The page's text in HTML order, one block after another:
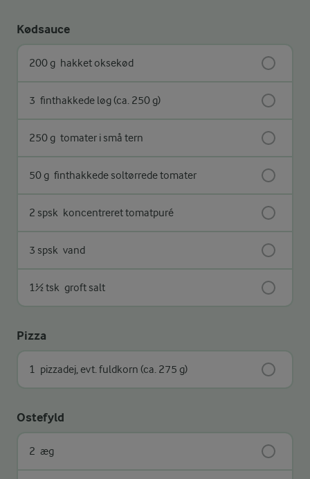
Kødsauce
200 g hakket oksekød
3 finthakkede løg (ca. 250 g)
250 g tomater i små tern
50 g finthakkede soltørrede tomater
2 spsk koncentreret tomatpuré
3 spsk vand
1½ tsk groft salt
Pizza
1 pizzadej, evt. fuldkorn (ca. 275 g)
Ostefyld
2 æg